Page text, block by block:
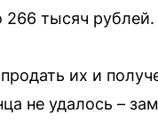
тысяч рублей.
их и
не удалось –